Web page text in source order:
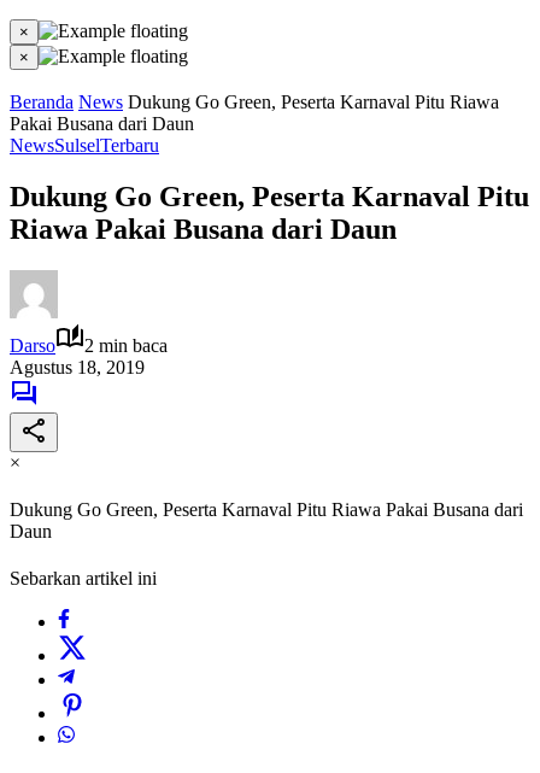
×
×
Beranda News Dukung Go Green, Peserta Karnaval Pitu Riawa
Pakai Busana dari Daun
NewsSulselTerbaru
Dukung Go Green, Peserta Karnaval Pitu
Riawa Pakai Busana dari Daun
Darso
2 min baca
Agustus 18, 2019
×
Dukung Go Green, Peserta Karnaval Pitu Riawa Pakai Busana dari
Daun
Sebarkan artikel ini